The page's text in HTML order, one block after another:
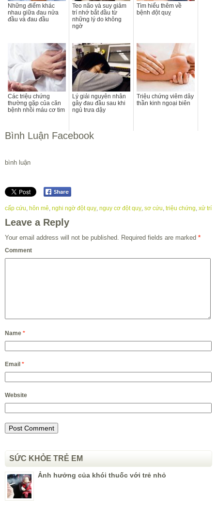
Những điểm khác
nhau giữa đau nửa
đầu và đau đầu
Teo não và suy giảm
trí nhớ bắt đầu từ
những lý do không
ngờ
Tìm hiểu thêm về
bệnh đột quỵ
Các triệu chứng
thường gặp của căn
bệnh nhồi máu cơ tim
Lý giải nguyên nhân
gây đau đầu sau khi
ngủ trưa dậy
Triệu chứng viêm dây
thần kinh ngoại biên
Bình Luận Facebook
bình luận
cấp cứu, hôn mê, nghi ngờ đột quỵ, nguy cơ đột quỵ, sơ cứu, triệu chứng, xử trí
Leave a Reply
Your email address will not be published. Required fields are marked *
Comment
Name *
Email *
Website
SỨC KHỎE TRẺ EM
Ảnh hưởng của khói thuốc với trẻ nhỏ